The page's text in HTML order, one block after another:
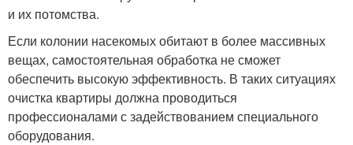
и их потомства.
Если колонии насекомых обитают в более массивных
вещах, самостоятельная обработка не сможет
обеспечить высокую эффективность. В таких ситуациях
очистка квартиры должна проводиться
профессионалами с задействованием специального
оборудования.